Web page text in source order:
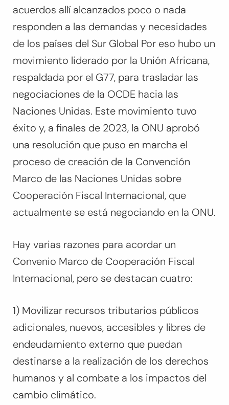
acuerdos allí alcanzados poco o nada
responden a las demandas y necesidades
de los países del Sur Global Por eso hubo un
movimiento liderado por la Unión Africana,
respaldada por el G77, para trasladar las
negociaciones de la OCDE hacia las
Naciones Unidas. Este movimiento tuvo
éxito y, a finales de 2023, la ONU aprobó
una resolución que puso en marcha el
proceso de creación de la Convención
Marco de las Naciones Unidas sobre
Cooperación Fiscal Internacional, que
actualmente se está negociando en la ONU.
Hay varias razones para acordar un
Convenio Marco de Cooperación Fiscal
Internacional, pero se destacan cuatro:
1) Movilizar recursos tributarios públicos
adicionales, nuevos, accesibles y libres de
endeudamiento externo que puedan
destinarse a la realización de los derechos
humanos y al combate a los impactos del
cambio climático.